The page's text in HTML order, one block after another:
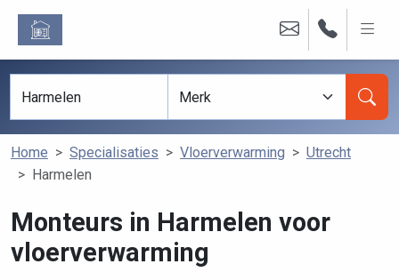
Home Specialisaties Vloerverwarming
Utrecht
Harmelen
Monteurs in Harmelen voor
vloerverwarming